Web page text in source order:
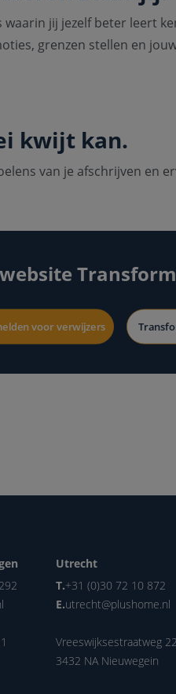
jij jezelf beter leert
grenzen stellen en
kwijt kan.
van je afschrijven en
voor verwijzers
Utrecht
T.+31 (0)30 72 10 872
E.utrecht@plushome.nl
Vreeswijksestraatweg 22
3432 NA Nieuwegein